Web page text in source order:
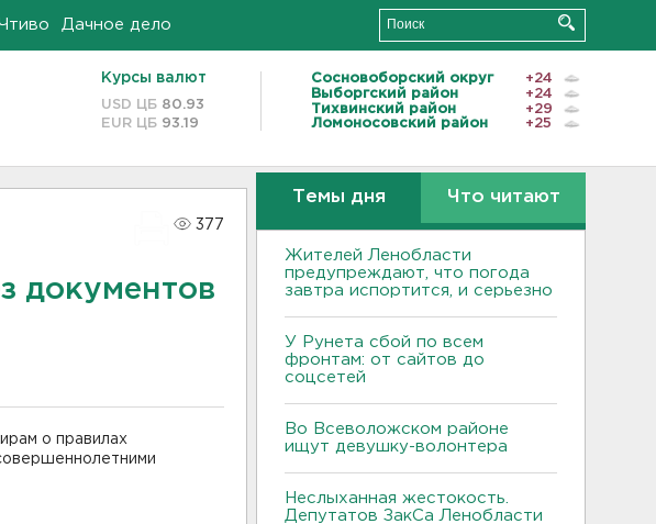
Дачное дело
Курсы валют
USD ЦБ 80.93
EUR ЦБ 93.19
Сосновоборский округ
+24
Выборгский район
+24
Тихвинский район
+29
Ломоносовский район
+25
377
документов
о правилах
Темы дня Что читают
Жителей Ленобласти
предупреждают, что погода
завтра испортится, и серьезно
У Рунета сбой по всем
фронтам: от сайтов до
соцсетей
Во Всеволожском районе
ищут девушку-волонтера
Неслыханная жестокость.
Депутатов ЗакСа Ленобласти